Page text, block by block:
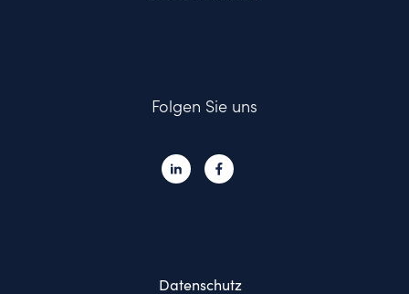
Folgen Sie uns
Datenschutz